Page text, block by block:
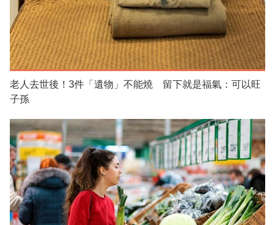
老人去世後！3件「遺物」不能燒 留下就是福氣：可以旺
子孫